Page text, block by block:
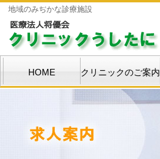
地域のみぢかな診療施設
HOME クリニックのご案内